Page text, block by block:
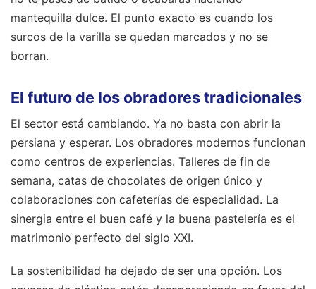
mantequilla dulce. El punto exacto es cuando los
surcos de la varilla se quedan marcados y no se
borran.
El futuro de los obradores tradicionales
El sector está cambiando. Ya no basta con abrir la
persiana y esperar. Los obradores modernos funcionan
como centros de experiencias. Talleres de fin de
semana, catas de chocolates de origen único y
colaboraciones con cafeterías de especialidad. La
sinergia entre el buen café y la buena pastelería es el
matrimonio perfecto del siglo XXI.
La sostenibilidad ha dejado de ser una opción. Los